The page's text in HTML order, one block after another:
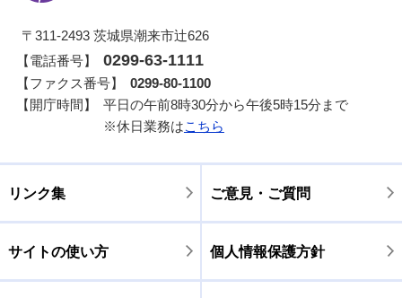
〒311-2493 茨城県潮来市辻626
【電話番号】
0299-63-1111
【ファクス番号】
0299-80-1100
【開庁時間】
平日の午前8時30分から午後5時15分まで
※休日業務はこちら
リンク集 ご意見・ご質問
サイトの使い方 個人情報保護方針